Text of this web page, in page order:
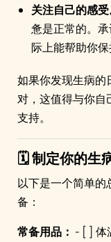
关注自己的感受
惫是正常的。
际上能帮助你保
如果你发现生病的
对，这值得与你自
支持。
🗓️ 制定你的生
以下是一个简单
备：
常备用品： - [ ] 体